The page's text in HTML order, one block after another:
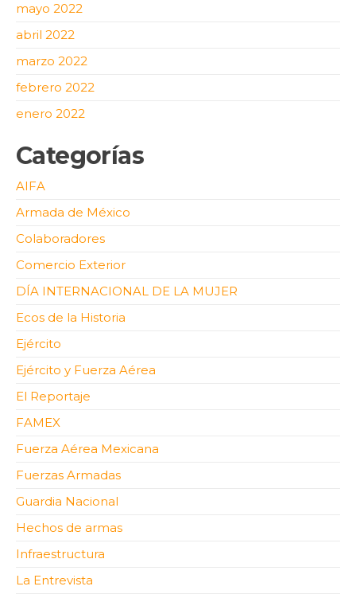
mayo 2022
abril 2022
marzo 2022
febrero 2022
enero 2022
Categorías
AIFA
Armada de México
Colaboradores
Comercio Exterior
DÍA INTERNACIONAL DE LA MUJER
Ecos de la Historia
Ejército
Ejército y Fuerza Aérea
El Reportaje
FAMEX
Fuerza Aérea Mexicana
Fuerzas Armadas
Guardia Nacional
Hechos de armas
Infraestructura
La Entrevista